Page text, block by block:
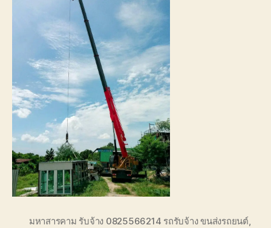
มหาสารคาม รับจ้าง 0825566214 รถรับจ้าง ขนส่งรถยนต์,